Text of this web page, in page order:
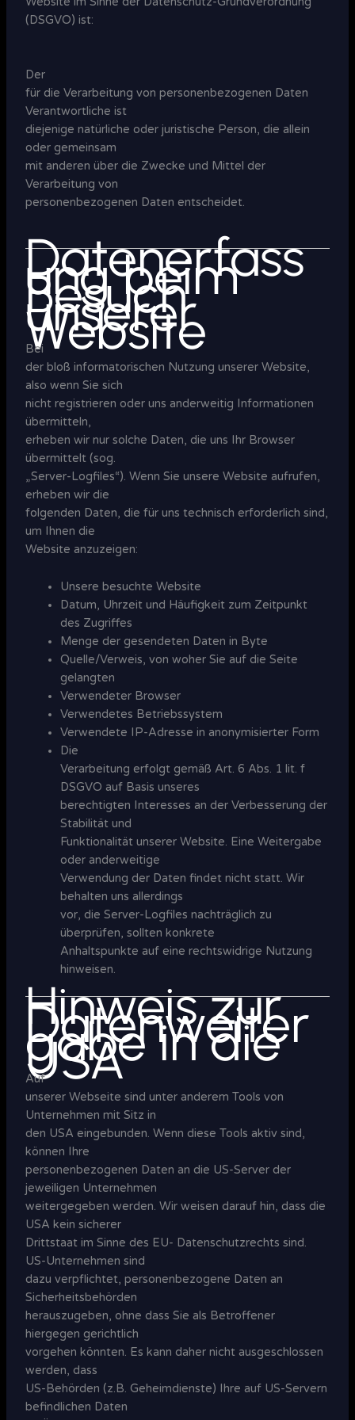
(DSGVO) ist:
Der
für die Verarbeitung von personenbezogenen Daten
Verantwortliche ist
diejenige natürliche oder juristische Person, die allein
oder gemeinsam
mit anderen über die Zwecke und Mittel der
Verarbeitung von
personenbezogenen Daten entscheidet.
Datenerfass
ung beim
Besuch
unserer
Website
Bei
der bloß informatorischen Nutzung unserer Website,
also wenn Sie sich
nicht registrieren oder uns anderweitig Informationen
übermitteln,
erheben wir nur solche Daten, die uns Ihr Browser
übermittelt (sog.
„Server-Logfiles“). Wenn Sie unsere Website aufrufen,
erheben wir die
folgenden Daten, die für uns technisch erforderlich sind,
um Ihnen die
Website anzuzeigen:
Unsere besuchte Website
Datum, Uhrzeit und Häufigkeit zum Zeitpunkt
des Zugriffes
Menge der gesendeten Daten in Byte
Quelle/Verweis, von woher Sie auf die Seite
gelangten
Verwendeter Browser
Verwendetes Betriebssystem
Verwendete IP-Adresse in anonymisierter Form
Die
Verarbeitung erfolgt gemäß Art. 6 Abs. 1 lit. f
DSGVO auf Basis unseres
berechtigten Interesses an der Verbesserung der
Stabilität und
Funktionalität unserer Website. Eine Weitergabe
oder anderweitige
Verwendung der Daten findet nicht statt. Wir
behalten uns allerdings
vor, die Server-Logfiles nachträglich zu
überprüfen, sollten konkrete
Anhaltspunkte auf eine rechtswidrige Nutzung
hinweisen.
Hinweis zur
Datenweiter
gabe in die
USA
Auf
unserer Webseite sind unter anderem Tools von
Unternehmen mit Sitz in
den USA eingebunden. Wenn diese Tools aktiv sind,
können Ihre
personenbezogenen Daten an die US-Server der
jeweiligen Unternehmen
weitergegeben werden. Wir weisen darauf hin, dass die
USA kein sicherer
Drittstaat im Sinne des EU- Datenschutzrechts sind.
US-Unternehmen sind
dazu verpflichtet, personenbezogene Daten an
Sicherheitsbehörden
herauszugeben, ohne dass Sie als Betroffener
hiergegen gerichtlich
vorgehen könnten. Es kann daher nicht ausgeschlossen
werden, dass
US-Behörden (z.B. Geheimdienste) Ihre auf US-Servern
befindlichen Daten